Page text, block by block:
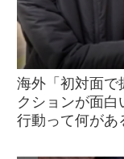
海外「初対面で
クションが面白
行動って何があ